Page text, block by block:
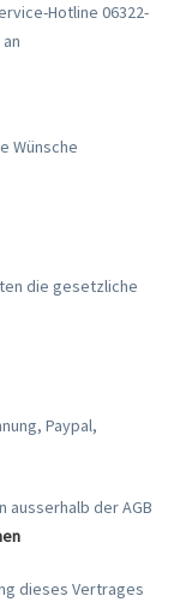
Hotline 06322-
Wünsche
die gesetzliche
Paypal,
ausserhalb der AGB
dieses Vertrages